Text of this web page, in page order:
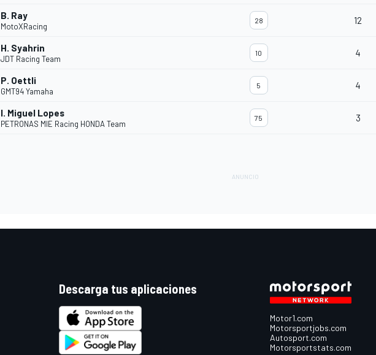
B. Ray
MotoXRacing
28 12
H. Syahrin
JDT Racing Team
10 4
P. Oettli
GMT94 Yamaha
5 4
I. Miguel Lopes
PETRONAS MIE Racing HONDA Team
75 3
Descarga tus aplicaciones
Motor1.com
Motorsportjobs.com
Autosport.com
Motorsportstats.com